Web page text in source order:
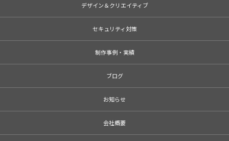
デザイン＆クリエイティブ
セキュリティ対策
制作事例・実績
ブログ
お知らせ
会社概要